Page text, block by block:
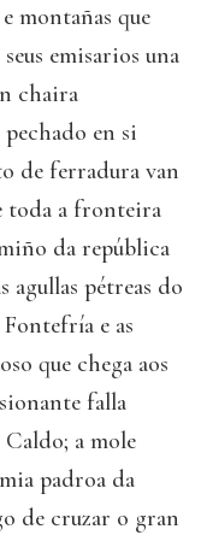
montañas que
emisarios una
chaira
en si
de ferradura van
toda a fronteira
da república
pétreas do
e as
que chega aos
falla
a mole
padroa da
de cruzar o gran